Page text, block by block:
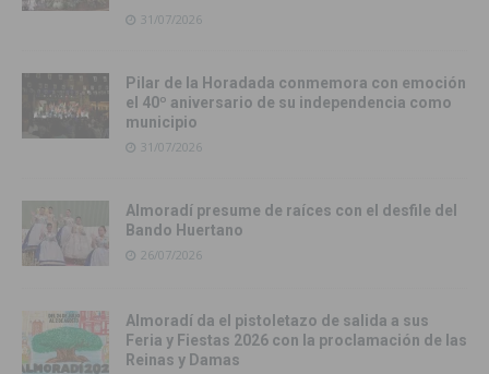
31/07/2026
Pilar de la Horadada conmemora con emoción
el 40º aniversario de su independencia como
municipio
31/07/2026
Almoradí presume de raíces con el desfile del
Bando Huertano
26/07/2026
Almoradí da el pistoletazo de salida a sus
Feria y Fiestas 2026 con la proclamación de las
Reinas y Damas